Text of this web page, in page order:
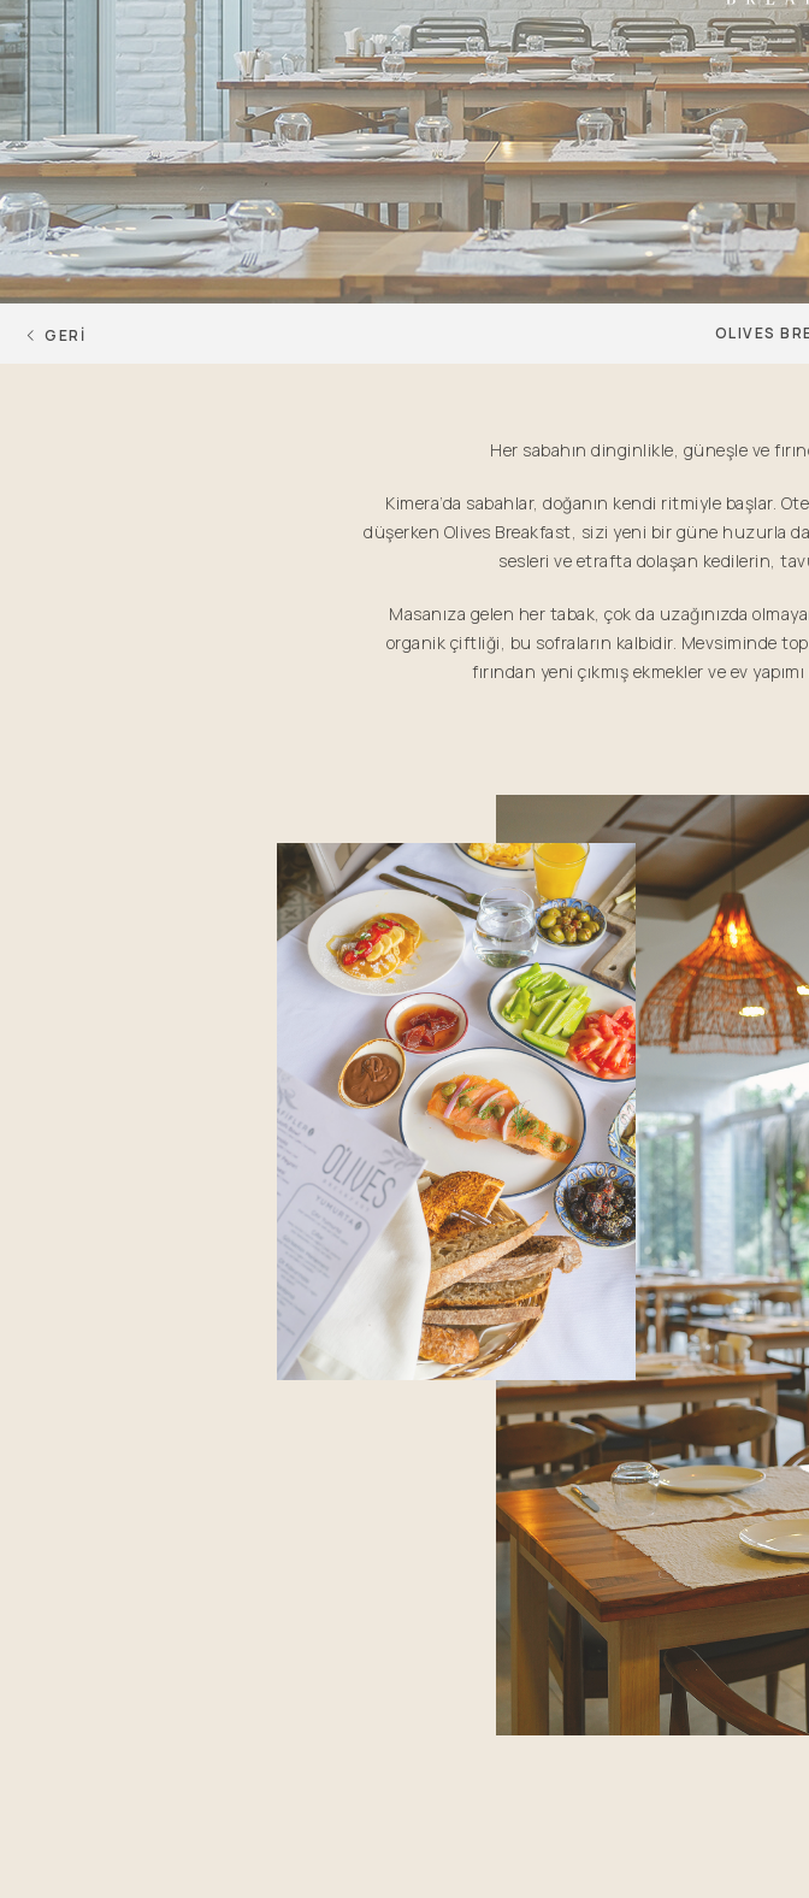
GERİ OLIVES
Her sabahın dinginlikle, güneşle ve
Kimera’da sabahlar, doğanın kendi ritmiyle başlar.
düşerken Olives Breakfast, sizi yeni bir güne huzurla
sesleri ve etrafta dolaşan kedilerin,
Masanıza gelen her tabak, çok da uzağınızda
organik çiftliği, bu sofraların kalbidir. Mevsiminde
fırından yeni çıkmış ekmekler ve ev